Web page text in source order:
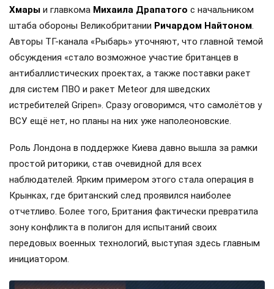
Хмары и главкома Михаила Драпатого с начальником
штаба обороны Великобритании Ричардом Найтоном.
Авторы ТГ-канала «Рыбарь» уточняют, что главной темой
обсуждения «стало возможное участие британцев в
антибаллистических проектах, а также поставки ракет
для систем ПВО и ракет Meteor для шведских
истребителей Gripen». Сразу оговоримся, что самолётов у
ВСУ ещё нет, но планы на них уже наполеоновские.
Роль Лондона в поддержке Киева давно вышла за рамки
простой риторики, став очевидной для всех
наблюдателей. Ярким примером этого стала операция в
Крынках, где британский след проявился наиболее
отчетливо. Более того, Британия фактически превратила
зону конфликта в полигон для испытаний своих
передовых военных технологий, выступая здесь главным
инициатором.